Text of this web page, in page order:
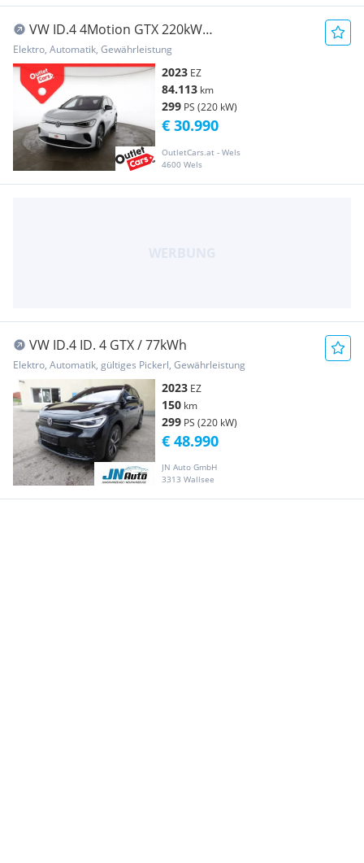
VW ID.4 4Motion GTX 220kW
Wärmepumpe+IQLight+MATRIX
Elektro, Automatik, Gewährleistung
2023 EZ
84.113 km
299 PS (220 kW)
OutletCars.at - Wels
4600 Wels
€ 30.990
VW ID.4 ID. 4 GTX / 77kWh
Elektro, Automatik, gültiges Pickerl, Gewährleistung
2023 EZ
150 km
299 PS (220 kW)
JN Auto GmbH
3313 Wallsee
€ 48.990